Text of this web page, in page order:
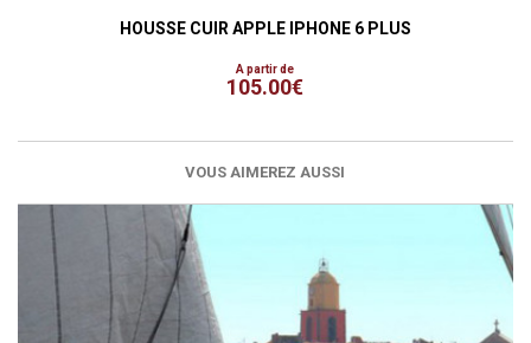
HOUSSE CUIR APPLE IPHONE 6 PLUS
A partir de
105.00€
VOUS AIMEREZ AUSSI